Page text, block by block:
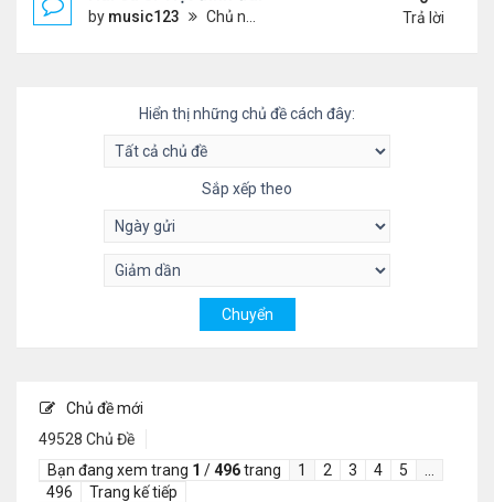
by music123 Chủ nhật Tháng 7 26, 2026 2:51 pm
Trả lời
Hiển thị những chủ đề cách đây:
Sắp xếp theo
Chủ đề mới
49528 Chủ Đề
Bạn đang xem trang 1 /496trang 1 2 3 4 5
496
Trang kế tiếp